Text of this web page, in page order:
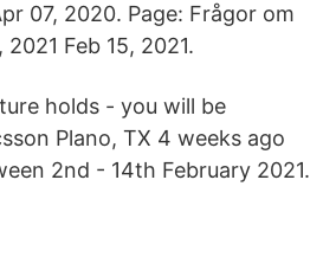
07, 2020. Page: Frågor om
Feb 15, 2021.
holds - you will be
Plano, TX 4 weeks ago
2nd - 14th February 2021.